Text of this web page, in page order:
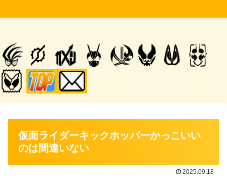
仮面ライダーキックホッパーかっこいい
のは間違いない
2025.09.18